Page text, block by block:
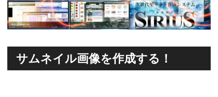
サムネイル画像を作成する！